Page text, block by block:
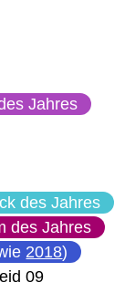
Jahres
des Jahres
des Jahres
2018)
09